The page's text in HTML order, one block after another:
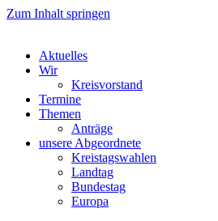
Zum Inhalt springen
Aktuelles
Wir
Kreisvorstand
Termine
Themen
Anträge
unsere Abgeordnete
Kreistagswahlen
Landtag
Bundestag
Europa